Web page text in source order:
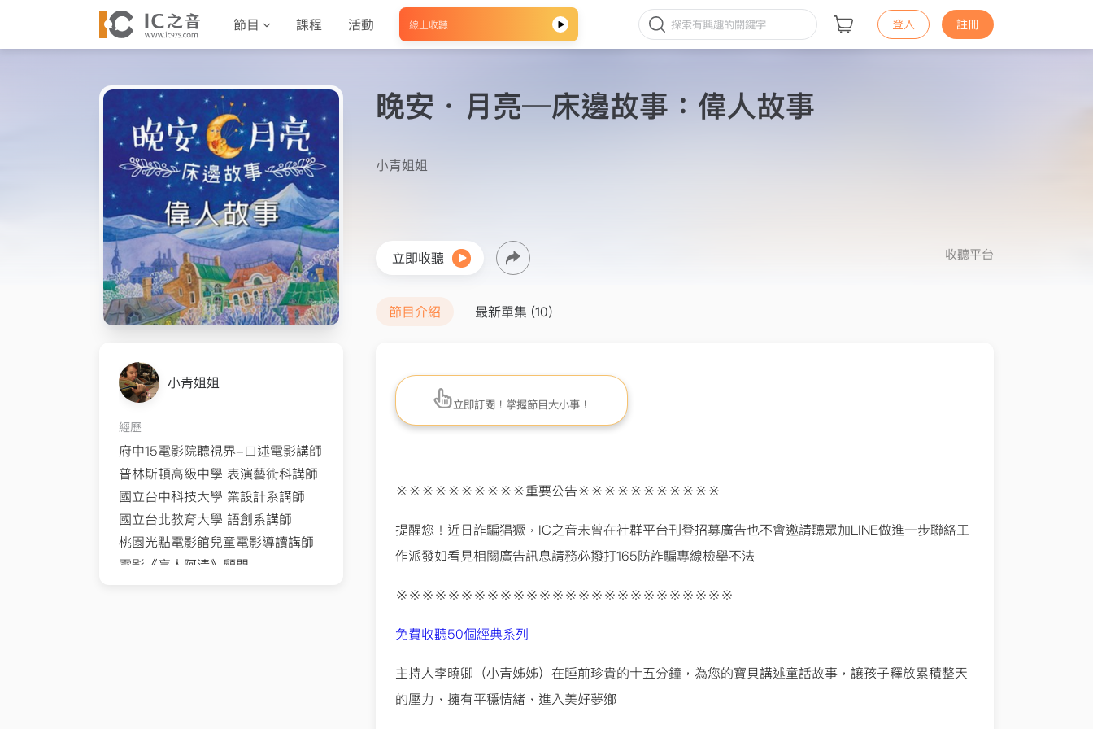
節目 課程 活動 線上收聽 登入 註冊
晚安．月亮─床邊故事：偉人故事
小青姐姐
立即收聽 收聽平台
小青姐姐
經歷
府中15電影院聽視界-口述電影講師
普林斯頓高級中學 表演藝術科講師
國立台中科技大學 業設計系講師
國立台北教育大學 語創系講師
桃園光點電影館兒童電影導讀講師
電影《盲人阿清》顧問
節目介紹 最新單集 (10)
立即訂閱！掌握節目大小事！
※※※※※※※※※※重要公告※※※※※※※※※※※
提醒您！近日詐騙猖獗，IC之音未曾在社群平台刊登招募廣告也不會邀請聽眾加LINE做進一步聯絡工
作派發如看見相關廣告訊息請務必撥打165防詐騙專線檢舉不法
※※※※※※※※※※※※※※※※※※※※※※※※※※
免費收聽50個經典系列
主持人李曉卿（小青姊姊）在睡前珍貴的十五分鐘，為您的寶貝講述童話故事，讓孩子釋放累積整天
的壓力，擁有平穩情緒，進入美好夢鄉